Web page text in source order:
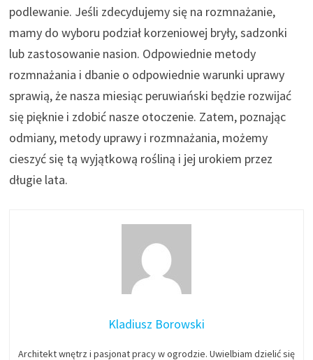
podlewanie. Jeśli zdecydujemy się na rozmnażanie,
mamy do wyboru podział korzeniowej bryły, sadzonki
lub zastosowanie nasion. Odpowiednie metody
rozmnażania i dbanie o odpowiednie warunki uprawy
sprawią, że nasza miesiąc peruwiański będzie rozwijać
się pięknie i zdobić nasze otoczenie. Zatem, poznając
odmiany, metody uprawy i rozmnażania, możemy
cieszyć się tą wyjątkową rośliną i jej urokiem przez
długie lata.
Kladiusz Borowski
Architekt wnętrz i pasjonat pracy w ogrodzie. Uwielbiam dzielić się